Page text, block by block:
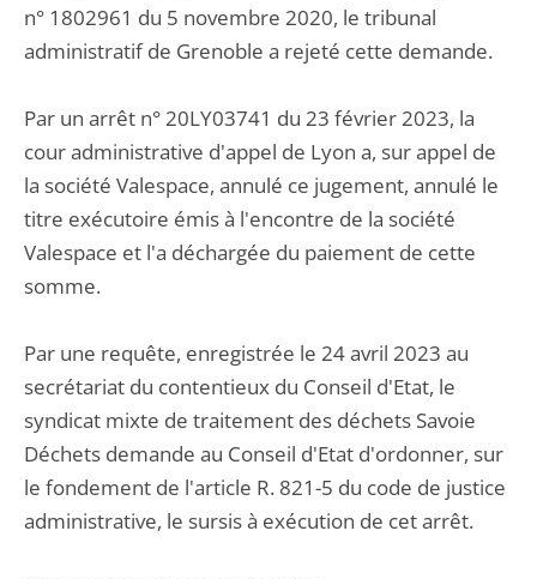
n° 1802961 du 5 novembre 2020, le tribunal
administratif de Grenoble a rejeté cette demande.
Par un arrêt n° 20LY03741 du 23 février 2023, la
cour administrative d'appel de Lyon a, sur appel de
la société Valespace, annulé ce jugement, annulé le
titre exécutoire émis à l'encontre de la société
Valespace et l'a déchargée du paiement de cette
somme.
Par une requête, enregistrée le 24 avril 2023 au
secrétariat du contentieux du Conseil d'Etat, le
syndicat mixte de traitement des déchets Savoie
Déchets demande au Conseil d'Etat d'ordonner, sur
le fondement de l'article R. 821-5 du code de justice
administrative, le sursis à exécution de cet arrêt.